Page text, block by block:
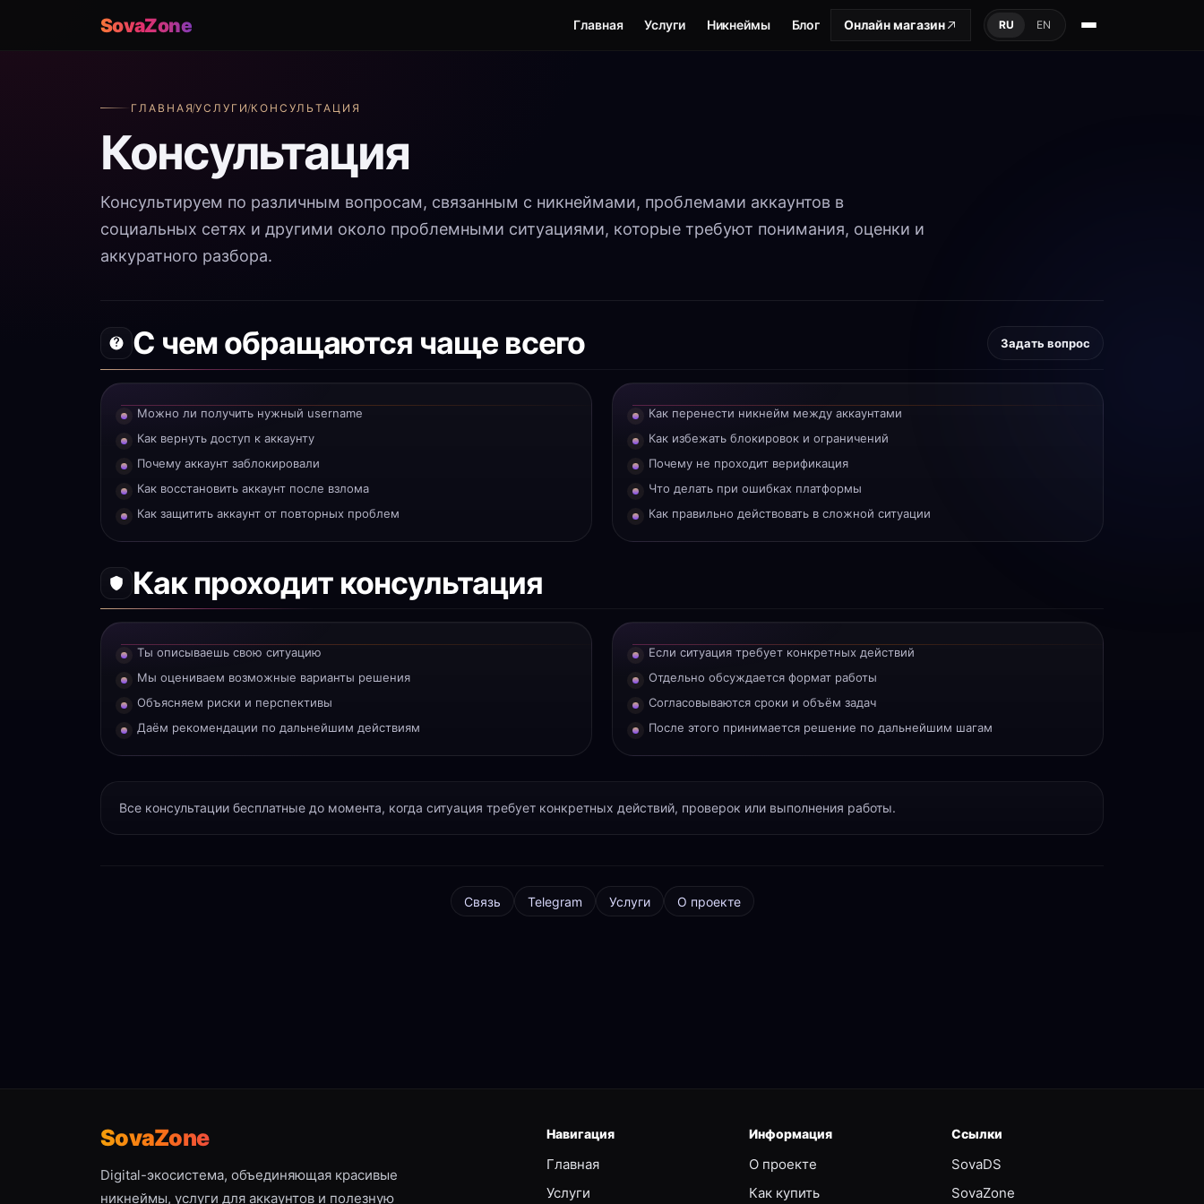
SovaZone Главная Услуги Никнеймы Блог Онлайн магазин RU EN
ГЛАВНАЯ/УСЛУГИ/КОНСУЛЬТАЦИЯ
Консультация
Консультируем по различным вопросам, связанным с никнеймами, проблемами аккаунтов в
социальных сетях и другими около проблемными ситуациями, которые требуют понимания, оценки и
аккуратного разбора.
С чем обращаются чаще всего Задать вопрос
Можно ли получить нужный username
Как вернуть доступ к аккаунту
Почему аккаунт заблокировали
Как восстановить аккаунт после взлома
Как защитить аккаунт от повторных проблем
Как перенести никнейм между аккаунтами
Как избежать блокировок и ограничений
Почему не проходит верификация
Что делать при ошибках платформы
Как правильно действовать в сложной ситуации
Как проходит консультация
Ты описываешь свою ситуацию
Мы оцениваем возможные варианты решения
Объясняем риски и перспективы
Даём рекомендации по дальнейшим действиям
Если ситуация требует конкретных действий
Отдельно обсуждается формат работы
Согласовываются сроки и объём задач
После этого принимается решение по дальнейшим шагам
Все консультации бесплатные до момента, когда ситуация требует конкретных действий, проверок или выполнения работы.
Связь Telegram Услуги О проекте
SovaZone
Digital-экосистема, объединяющая красивые
никнеймы, услуги для аккаунтов и полезную
Навигация
Главная
Услуги
Информация
О проекте
Как купить
Ссылки
SovaDS
SovaZone